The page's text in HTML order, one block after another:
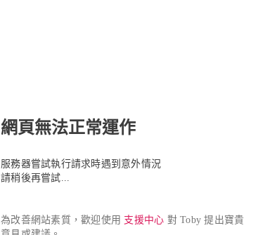
網頁無法正常運作
服務器嘗試執行請求時遇到意外情況
請稍後再嘗試...
為改善網站素質，歡迎使用 支援中心 對 Toby 提出寶貴